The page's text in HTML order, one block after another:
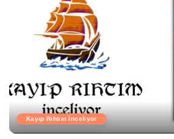
Kayıp Rıhtım İnceliyor